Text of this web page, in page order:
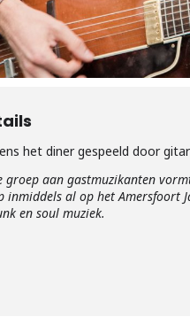
het diner gespeeld door
groep aan gastmuzikanten
inmiddels al op het Amersfoort
en soul muziek.